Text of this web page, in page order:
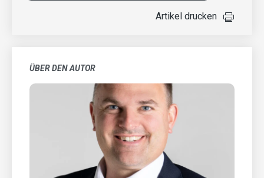
Artikel drucken
ÜBER DEN AUTOR